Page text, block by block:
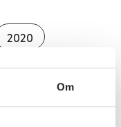
Om
2020